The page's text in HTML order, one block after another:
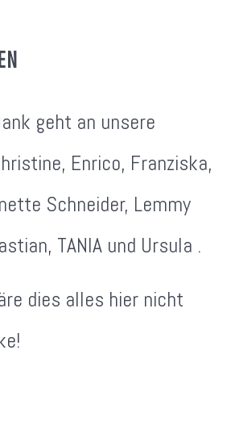
geht an unsere
Enrico, Franziska,
Schneider, Lemmy
TANIA und Ursula .
dies alles hier nicht